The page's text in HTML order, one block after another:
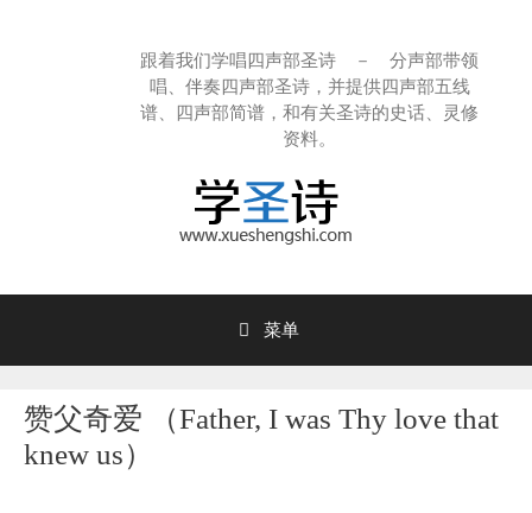
跟着我们学唱四声部圣诗 － 分声部带领
唱、伴奏四声部圣诗，并提供四声部五线
谱、四声部简谱，和有关圣诗的史话、灵修
资料。
菜单
赞父奇爱 （Father, I was Thy love that
knew us）